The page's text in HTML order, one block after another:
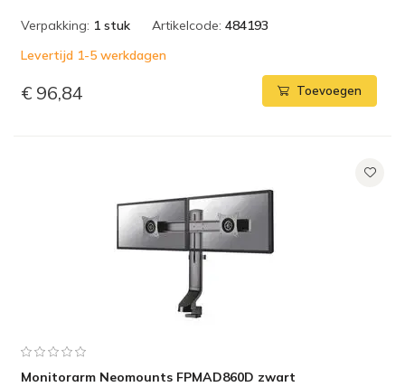
Verpakking: 1 stuk Artikelcode: 484193
Levertijd 1-5 werkdagen
€ 96,84 Toevoegen
Monitorarm Neomounts FPMAD860D zwart